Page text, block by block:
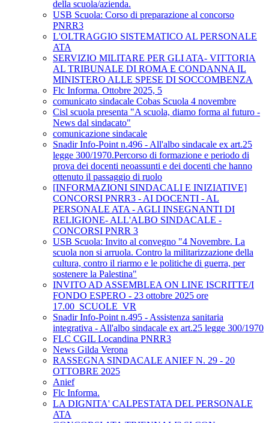
della scuola/azienda.
USB Scuola: Corso di preparazione al concorso
PNRR3
L'OLTRAGGIO SISTEMATICO AL PERSONALE
ATA
SERVIZIO MILITARE PER GLI ATA- VITTORIA
AL TRIBUNALE DI ROMA E CONDANNA IL
MINISTERO ALLE SPESE DI SOCCOMBENZA
Flc Informa. Ottobre 2025, 5
comunicato sindacale Cobas Scuola 4 novembre
Cisl scuola presenta "A scuola, diamo forma al futuro -
News dal sindacato"
comunicazione sindacale
Snadir Info-Point n.496 - All'albo sindacale ex art.25
legge 300/1970.Percorso di formazione e periodo di
prova dei docenti neoassunti e dei docenti che hanno
ottenuto il passaggio di ruolo
[INFORMAZIONI SINDACALI E INIZIATIVE]
CONCORSI PNRR3 - AI DOCENTI - AL
PERSONALE ATA - AGLI INSEGNANTI DI
RELIGIONE- ALL'ALBO SINDACALE -
CONCORSI PNRR 3
USB Scuola: Invito al convegno "4 Novembre. La
scuola non si arruola. Contro la militarizzazione della
cultura, contro il riarmo e le politiche di guerra, per
sostenere la Palestina"
INVITO AD ASSEMBLEA ON LINE ISCRITTE/I
FONDO ESPERO - 23 ottobre 2025 ore
17.00_SCUOLE_VR
Snadir Info-Point n.495 - Assistenza sanitaria
integrativa - All'albo sindacale ex art.25 legge 300/1970
FLC CGIL Locandina PNRR3
News Gilda Verona
RASSEGNA SINDACALE ANIEF N. 29 - 20
OTTOBRE 2025
Anief
Flc Informa.
LA DIGNITA' CALPESTATA DEL PERSONALE
ATA